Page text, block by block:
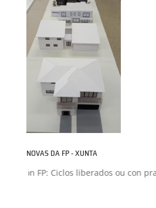
NOVAS DA FP - XUNTA
FP: Ciclos liberados ou con